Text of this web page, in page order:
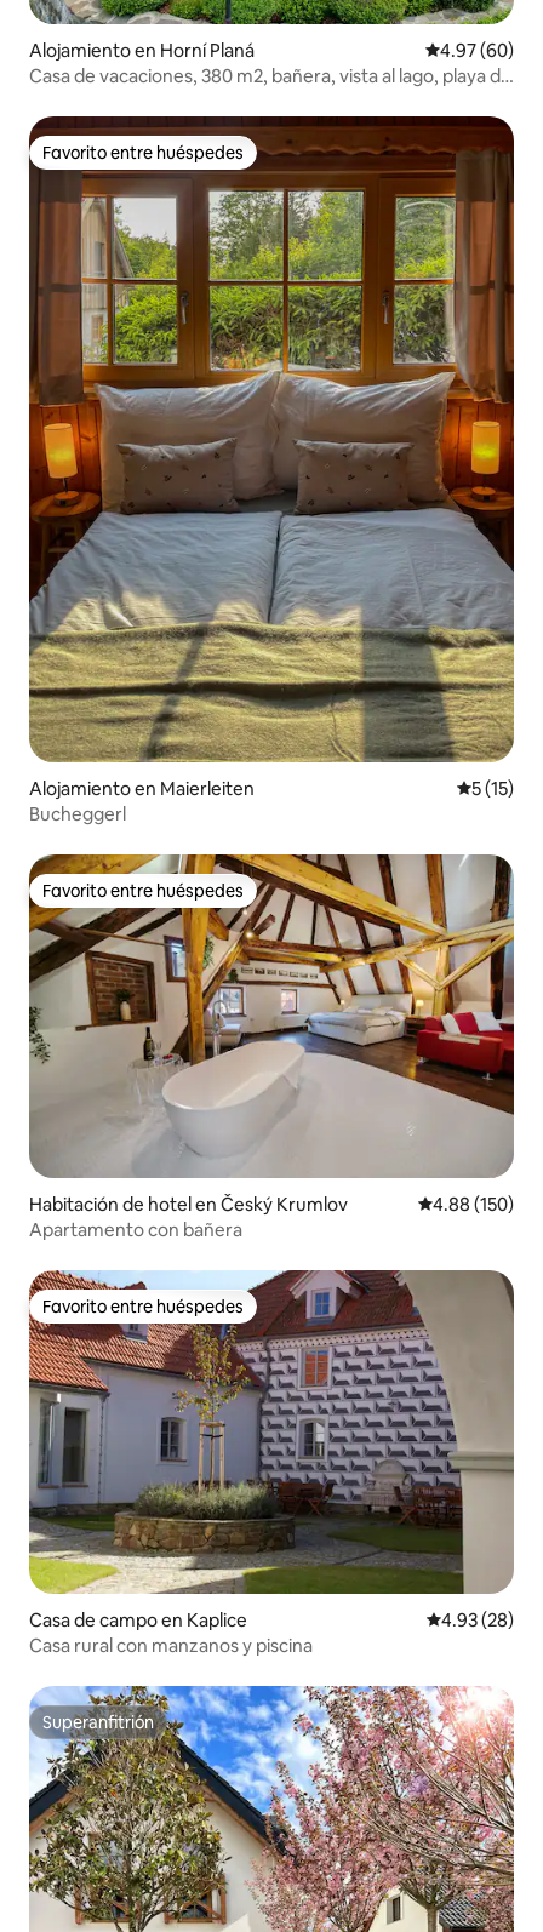
Alojamiento en Horní Planá Calificación
4.97 (60)
Casa de vacaciones, 380 m2, bañera, vista al lago, playa de
Favorito entre huéspedes
Favorito entre huéspedes
Alojamiento en Maierleiten
5 (15)
Bucheggerl
Favorito entre huéspedes
Favorito entre huéspedes
Habitación de hotel en Český Krumlov Calificación
4.88 (150)
Apartamento con bañera
Favorito entre huéspedes
Favorito entre huéspedes
Casa de campo en Kaplice Calificación
4.93 (28)
Casa rural con manzanos y piscina
Superanfitrión
Superanfitrión